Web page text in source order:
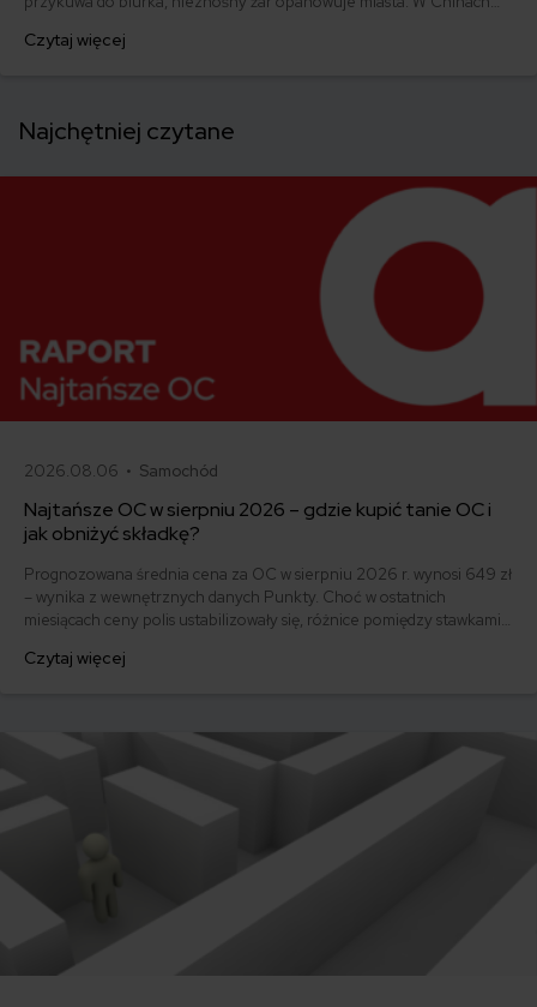
którzy uwięzieni są w zatłoczonych miastach. Oferują
Czytaj więcej
Najchętniej czytane
2026.08.06 • Samochód
Najtańsze OC w sierpniu 2026 – gdzie kupić tanie OC i
jak obniżyć składkę?
Prognozowana średnia cena za OC w sierpniu 2026 r. wynosi 649 zł
– wynika z wewnętrznych danych Punkty. Choć w ostatnich
miesiącach ceny polis ustabilizowały się, różnice pomiędzy stawkami
500 zł, inni – powyżej 1500 zł. Gdzie znaleźć najtańsze OC w Polsce
Czytaj więcej